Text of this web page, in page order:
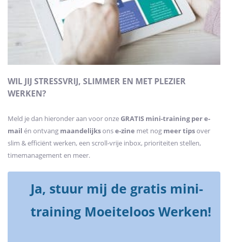
WIL JIJ STRESSVRIJ, SLIMMER EN MET PLEZIER
WERKEN?
Meld je dan hieronder aan voor onzeGRATIS mini-training per e-
mail én ontvang maandelijksonse-zine met nog meer tipsover
slim & efficiënt werken, een scroll-vrije inbox, prioriteiten stellen,
timemanagement en meer.
Ja, stuur mij de gratis mini-
training Moeiteloos Werken!